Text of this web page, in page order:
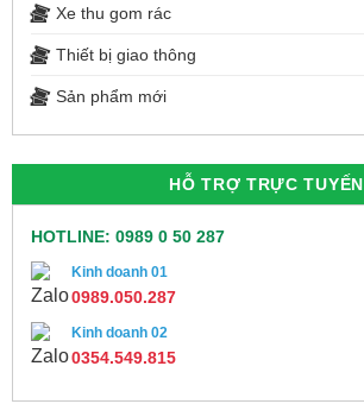
Xe thu gom rác
Thiết bị giao thông
Sản phẩm mới
HỖ TRỢ TRỰC TUYẾN
HOTLINE: 0989 0 50 287
Kinh doanh 01
0989.050.287
Kinh doanh 02
0354.549.815